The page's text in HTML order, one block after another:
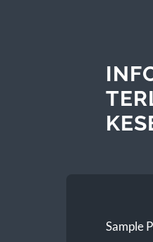
Sample